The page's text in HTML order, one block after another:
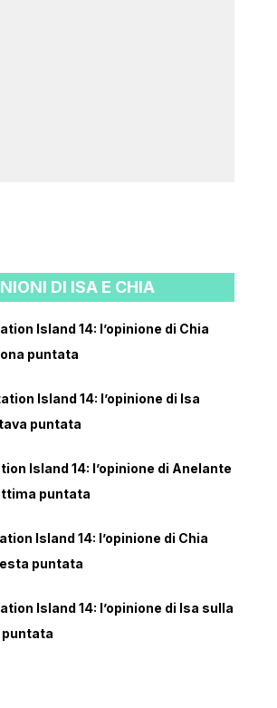
DI ISA E CHIA
Island 14: l’opinione di Chia
puntata
Island 14: l’opinione di Isa
puntata
Island 14: l’opinione di Anelante
puntata
Island 14: l’opinione di Chia
puntata
Island 14: l’opinione di Isa sulla